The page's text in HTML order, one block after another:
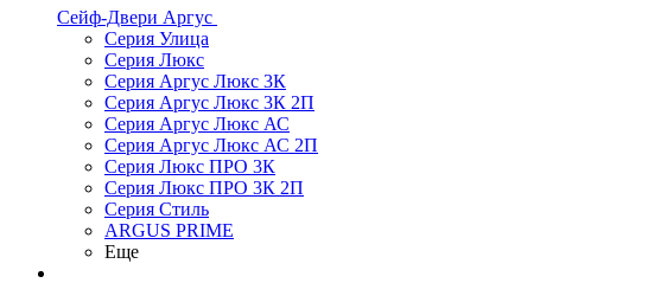
Сейф-Двери Аргус
Серия Улица
Серия Люкс
Серия Аргус Люкс 3К
Серия Аргус Люкс 3К 2П
Серия Аргус Люкс АС
Серия Аргус Люкс АС 2П
Серия Люкс ПРО 3К
Серия Люкс ПРО 3К 2П
Серия Стиль
ARGUS PRIME
Еще